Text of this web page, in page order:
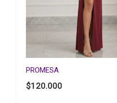
PROMESA
$120.000